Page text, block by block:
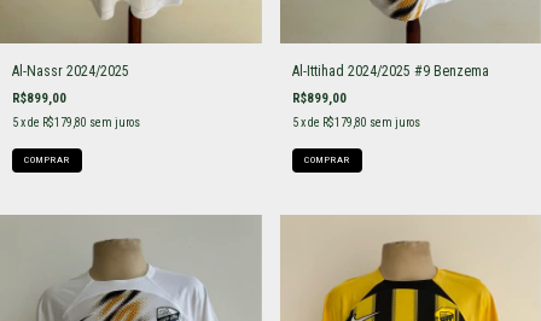
Al-Nassr 2024/2025
R$899,00
5x de R$179,80 sem juros
COMPRAR
Al-Ittihad 2024/2025 #9 Benzema
R$899,00
5 x de R$179,80 sem juros
COMPRAR